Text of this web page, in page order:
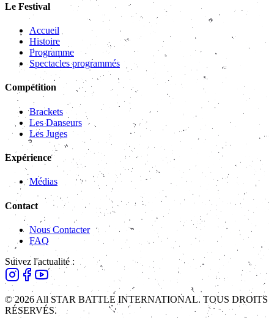
Le Festival
Accueil
Histoire
Programme
Spectacles programmés
Compétition
Brackets
Les Danseurs
Les Juges
Expérience
Médias
Contact
Nous Contacter
FAQ
Suivez l'actualité :
© 2026 All STAR BATTLE INTERNATIONAL. TOUS DROITS
RÉSERVÉS.